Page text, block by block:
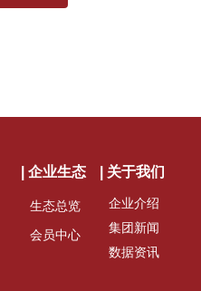
生态总览
会员中心
| 企业生态 | 关于我们
企业介绍
集团新闻
数据资讯